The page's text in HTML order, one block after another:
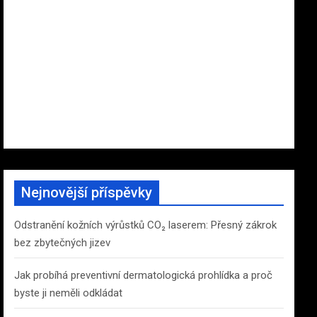
Nejnovější příspěvky
Odstranění kožních výrůstků CO₂ laserem: Přesný zákrok
bez zbytečných jizev
Jak probíhá preventivní dermatologická prohlídka a proč
byste ji neměli odkládat